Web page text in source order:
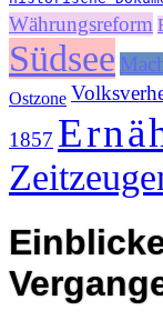
Währungsreform
Südsee
Ostzone
1857